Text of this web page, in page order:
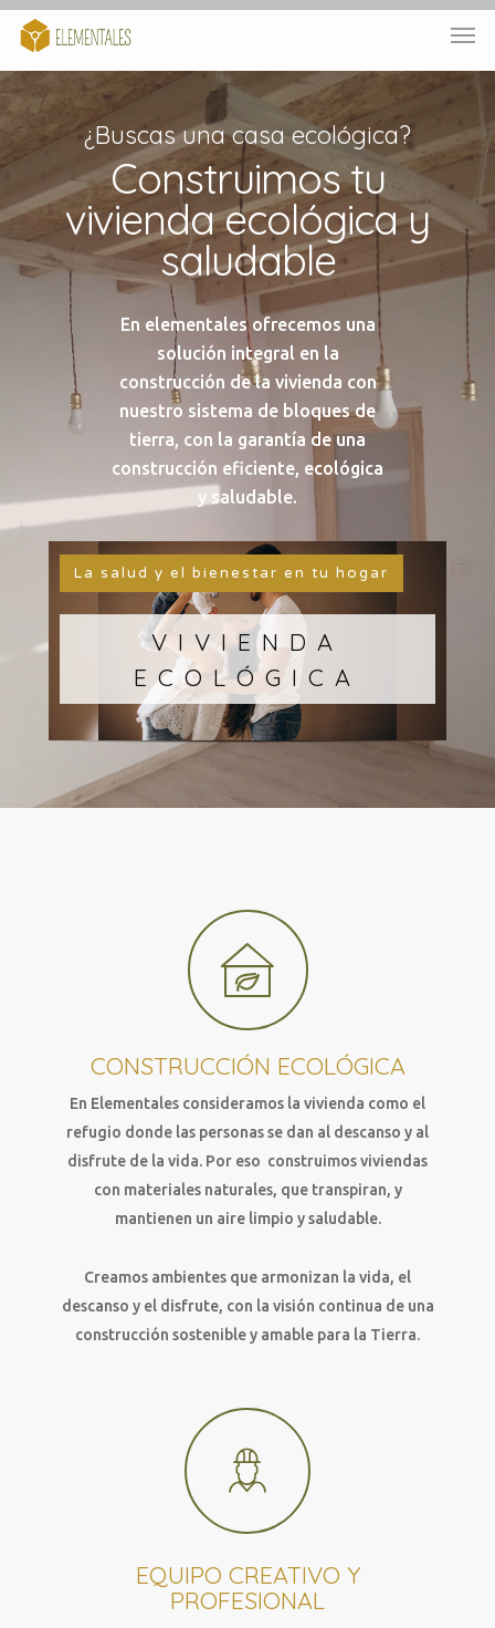
¿Buscas una casa ecológica?
Construimos tu
vivienda ecológica y
saludable
En elementales ofrecemos una
solución integral en la
construcción de la vivienda con
nuestro sistema de bloques de
tierra, con la garantía de una
construcción eficiente, ecológica
y saludable.
La salud y el bienestar en tu hogar
VIVIENDA
ECOLÓGICA
CONSTRUCCIÓN ECOLÓGICA
En Elementales consideramos la vivienda como el
refugio donde las personas se dan al descanso y al
disfrute de la vida. Por eso construimos viviendas
con materiales naturales, que transpiran, y
mantienen un aire limpio y saludable.
Creamos ambientes que armonizan la vida, el
descanso y el disfrute, con la visión continua de una
construcción sostenible y amable para la Tierra.
EQUIPO CREATIVO Y
PROFESIONAL